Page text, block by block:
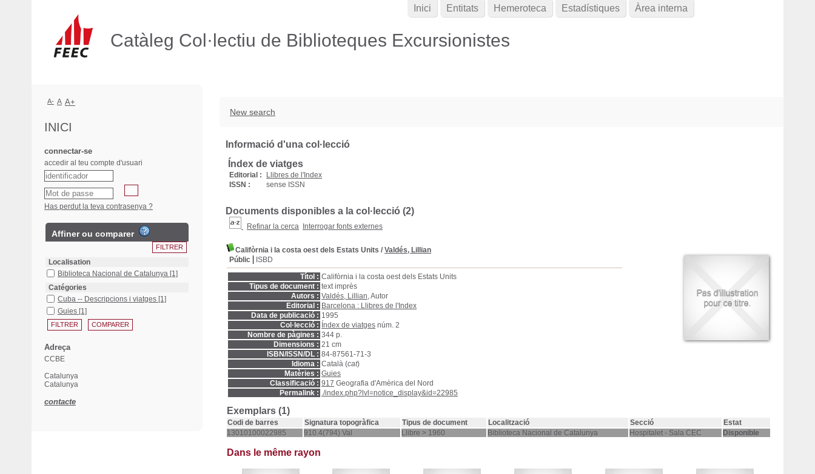
Catàleg Col·lectiu de Biblioteques Excursionistes
New search
Informació d'una col·lecció
Índex de viatges
Editorial :
Llibres de l'Index
ISSN :
sense ISSN
Documents disponibles a la col·lecció (2)
Refinar la cerca Interrogar fonts externes
Califòrnia i la costa oest dels Estats Units / Valdés, Lillian
Públic
ISBD
Títol : Califòrnia i la costa oest dels Estats Units
Tipus de document : text imprès
Autors : Valdés, Lillian, Autor
Editorial : Barcelona : Llibres de l'Index
Data de publicació : 1995
Col·lecció : Índex de viatges núm. 2
Nombre de pàgines : 344 p.
Dimensions : 21 cm
ISBN/ISSN/DL : 84-87561-71-3
Idioma : Català (cat)
Matèries : Guies
Classificació : 917 Geografia d'Amèrica del Nord
Permalink : ./index.php?lvl=notice_display&id=22985
Exemplars (1)
Codi de barres Signatura topogràfica Tipus de document Localització Secció
Estat
13010100022985
910.4(794) Val Llibre > 1960 Biblioteca Nacional de Catalunya Hospitalet - Sala CEC Disponible
Dans le même rayon
Inici Entitats Hemeroteca Estadístiques Àrea interna
A- A A+
INICI
connectar-se
accedir al teu compte d'usuari
Has perdut la teva contrasenya ?
Affiner ou comparer
Localisation
Biblioteca Nacional de Catalunya [1]
Catégories
Cuba -- Descripcions i viatges [1]
Guies [1]
Adreça
CCBE
Catalunya
Catalunya
contacte